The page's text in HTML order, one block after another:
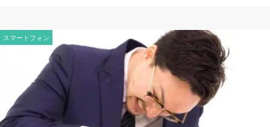
スマートフォン